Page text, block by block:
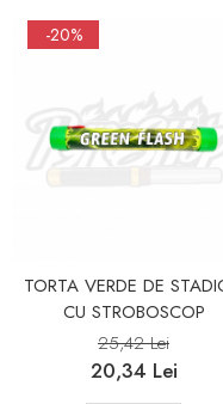
-20%
TORTA VERDE DE
CU STROBOSCOP
25,42 Lei
20,34 Lei